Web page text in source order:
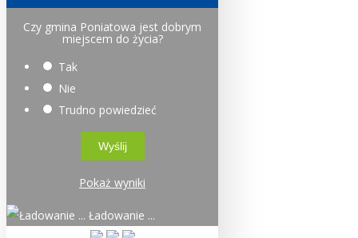
Czy gmina Poniatowa jest dobrym
miejscem do życia?
Tak
Nie
Trudno powiedzieć
Pokaż wyniki
Ładowanie ...